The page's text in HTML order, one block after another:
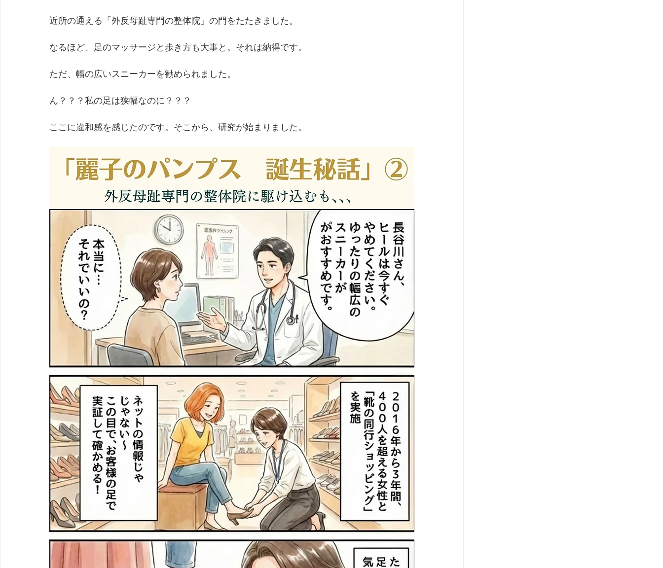
近所の通える「外反母趾専門の整体院」の門をたたきました。
なるほど、足のマッサージと歩き方も大事と。それは納得です。
ただ、幅の広いスニーカーを勧められました。
ん？？？私の足は狭幅なのに？？？
ここに違和感を感じたのです。そこから、研究が始まりました。